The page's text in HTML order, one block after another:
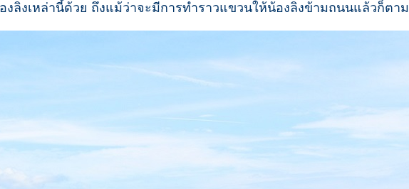
ลิงเหล่านี้ด้วย ถึงแม้ว่าจะมีการทำราวแขวนให้น้องลิงข้ามถนนแล้วก็ตาม